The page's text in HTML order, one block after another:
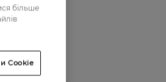
більше
Cookie